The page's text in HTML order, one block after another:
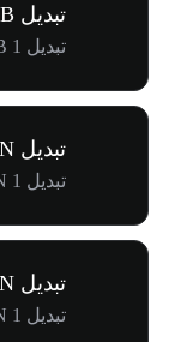
تبدیل SOXSB به USD
تبدیل 1 SOXSB به $45.91
تبدیل LLYON به USD
تبدیل 1 LLYON به $1.18K
تبدیل MUON به USD
تبدیل 1 MUON به $873.24